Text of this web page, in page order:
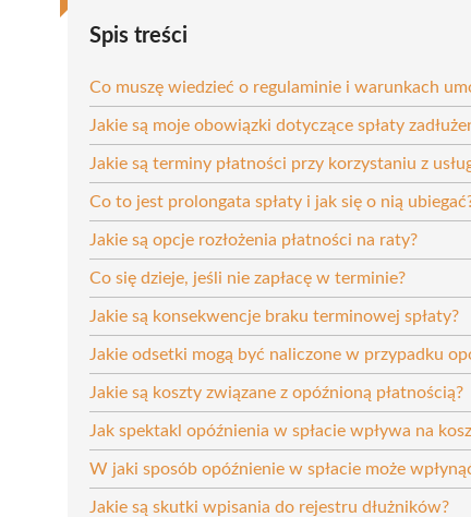
Spis treści
Co muszę wiedzieć o regulaminie i warunkach
Jakie są moje obowiązki dotyczące spłaty
Jakie są terminy płatności przy korzystaniu z
Co to jest prolongata spłaty i jak się o nią
Jakie są opcje rozłożenia płatności na raty?
Co się dzieje, jeśli nie zapłacę w terminie?
Jakie są konsekwencje braku terminowej spłaty?
Jakie odsetki mogą być naliczone w przypadku
Jakie są koszty związane z opóźnioną płatnością?
Jak spektakl opóźnienia w spłacie wpływa na
W jaki sposób opóźnienie w spłacie może
Jakie są skutki wpisania do rejestru dłużników?